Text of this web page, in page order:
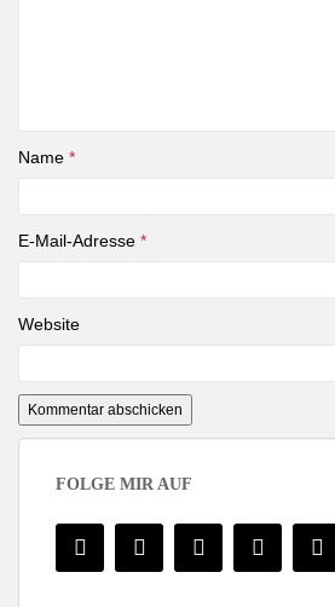
Name *
E-Mail-Adresse *
Website
FOLGE MIR AUF